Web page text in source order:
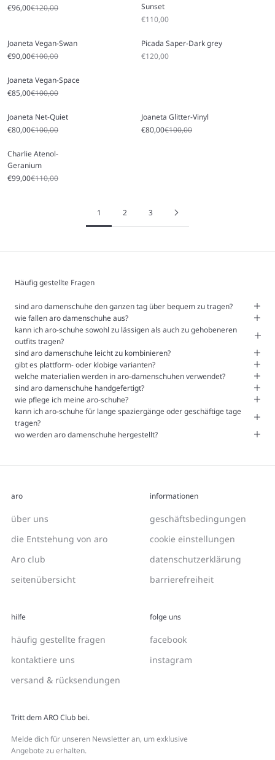
Angebot
€96,00Regulärer Preis
€120,00
Sunset
Angebot
€110,00
Joaneta Vegan-Swan
Angebot
€90,00Regulärer Preis
€100,00
Picada Saper-Dark grey
Angebot
€120,00
Joaneta Vegan-Space
Angebot
€85,00Regulärer Preis
€100,00
Joaneta Net-Quiet
Angebot
€80,00Regulärer Preis
€100,00
Joaneta Glitter-Vinyl
Angebot
€80,00Regulärer Preis
€100,00
Charlie Atenol-
Geranium
Angebot
€99,00Regulärer Preis
€110,00
1 2 3
Häufig gestellte Fragen
sind aro damenschuhe den ganzen tag über bequem zu tragen?
wie fallen aro damenschuhe aus?
kann ich aro-schuhe sowohl zu lässigen als auch zu gehobeneren
outfits tragen?
sind aro damenschuhe leicht zu kombinieren?
gibt es plattform- oder klobige varianten?
welche materialien werden in aro-damenschuhen verwendet?
sind aro damenschuhe handgefertigt?
wie pflege ich meine aro-schuhe?
kann ich aro-schuhe für lange spaziergänge oder geschäftige tage
tragen?
wo werden aro damenschuhe hergestellt?
aro
über uns
die Entstehung von aro
Aro club
seitenübersicht
informationen
geschäftsbedingungen
cookie einstellungen
datenschutzerklärung
barrierefreiheit
hilfe
häufig gestellte fragen
kontaktiere uns
versand & rücksendungen
folge uns
facebook
instagram
Tritt dem ARO Club bei.
Melde dich für unseren Newsletter an, um exklusive
Angebote zu erhalten.